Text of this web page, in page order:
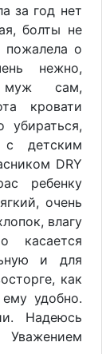
за год нет
болты не
пожалела о
нежно,
муж сам,
кровати
убираться,
детским
DRY
ребенку
очень
влагу
касается
и для
как
удобно.
Надеюсь